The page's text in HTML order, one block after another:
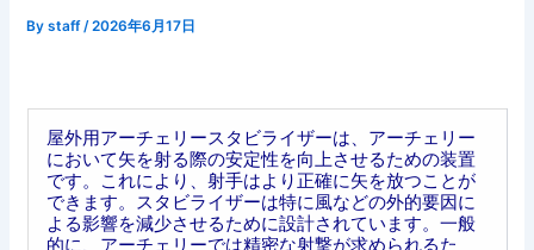
Bystaff /2026年6月17日
屋外用アーチェリースタビライザーは、アーチェリー
において矢を射る際の安定性を向上させるための装置
です。これにより、射手はより正確に矢を放つことが
できます。スタビライザーは特に風などの外的要因に
よる影響を減少させるために設計されています。一般
的に、アーチェリーでは精密な射撃が求められるた